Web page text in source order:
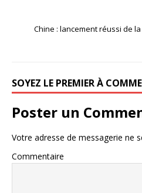
Chine : lancement réussi de
SOYEZ LE PREMIER À
Poster un
Votre adresse de messagerie ne
Commentaire